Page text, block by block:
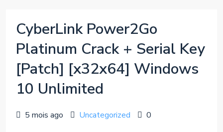
CyberLink Power2Go
Platinum Crack + Serial Key
[Patch] [x32x64] Windows
10 Unlimited
5 mois ago Uncategorized 0